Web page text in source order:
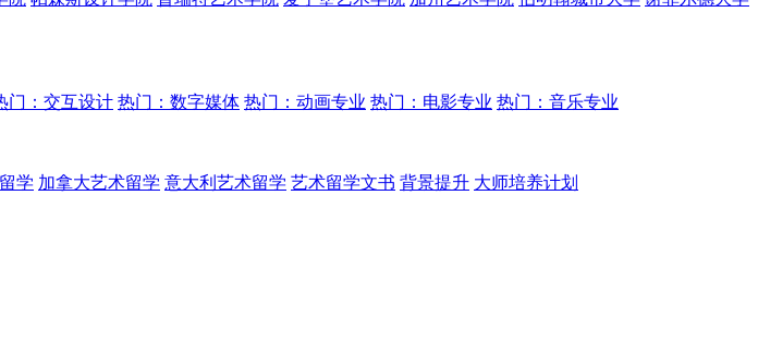
门：交互设计 热门：数字媒体 热门：动画专业 热门：电影专业 热门：音乐专业
学 加拿大艺术留学 意大利艺术留学 艺术留学文书 背景提升 大师培养计划